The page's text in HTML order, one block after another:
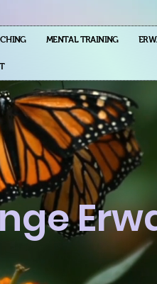
MENTAL TRAINING